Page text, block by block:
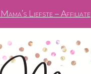
Liefste – Affiliate